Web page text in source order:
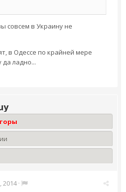
совсем в Украину не
в Одессе по крайней мере
да ладно...
2014·